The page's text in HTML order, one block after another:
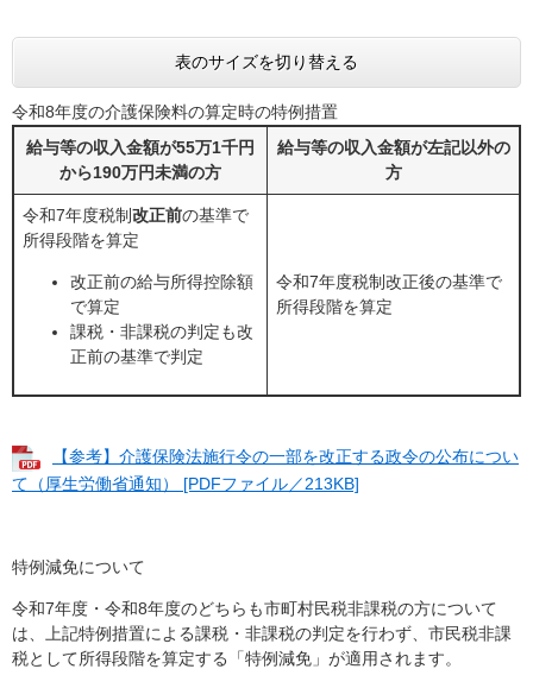
表のサイズを切り替える
令和8年度の介護保険料の算定時の特例措置
給与等の収入金額が55万1千円
から190万円未満の方
給与等の収入金額が左記以外の
方
令和7年度税制改正前の基準で
所得段階を算定
改正前の給与所得控除額
で算定
課税・非課税の判定も改
正前の基準で判定
令和7年度税制改正後の基準で
所得段階を算定
【参考】介護保険法施行令の一部を改正する政令の公布につい
て（厚生労働省通知） [PDFファイル／213KB]
特例減免について
令和7年度・令和8年度のどちらも市町村民税非課税の方について
は、上記特例措置による課税・非課税の判定を行わず、市民税非課
税として所得段階を算定する「特例減免」が適用されます。